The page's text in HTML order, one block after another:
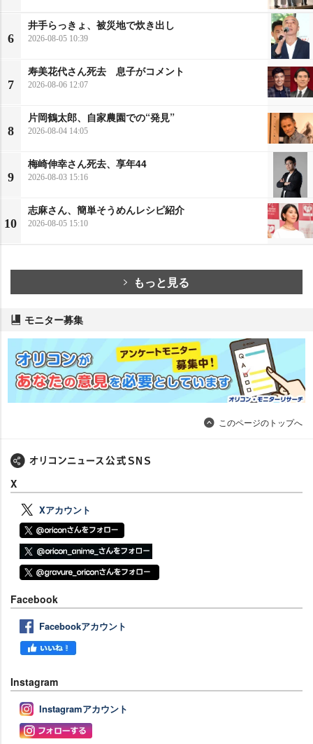
6
井手らっきょ、被災地で炊き出し
2026-08-05 10:39
7
寿美花代さん死去 息子がコメント
2026-08-06 12:07
8
片岡鶴太郎、自家農園での“発見”
2026-08-04 14:05
9
梅崎伸幸さん死去、享年44
2026-08-03 15:16
10
志麻さん、簡単そうめんレシピ紹介
2026-08-05 15:10
もっと見る
モニター募集
このページのトップへ
X
Xアカウント
Facebook
Facebookアカウント
Instagram
Instagramアカウント